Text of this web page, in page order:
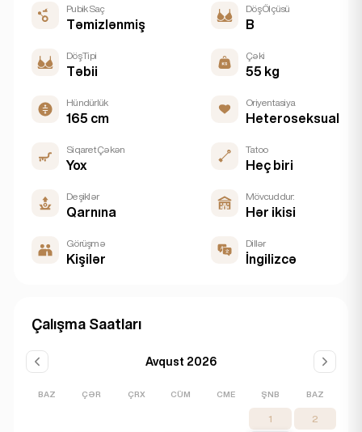
Pubik Saç
Təmizlənmiş
Döş Ölçüsü
B
Döş Tipi
Təbii
Çəki
55 kg
Hündürlük
165 cm
Oriyentasiya
Heteroseksual
Siqaret Çəkən
Yox
Tatoo
Heç biri
Deşiklər
Qarnına
Mövcuddur:
Hər ikisi
Görüşmə
Kişilər
Dillər
İngilizcə
Çalışma Saatları
Avqust 2026
BAZ ÇƏR ÇRX CÜM CME ŞNB BAZ
1 2